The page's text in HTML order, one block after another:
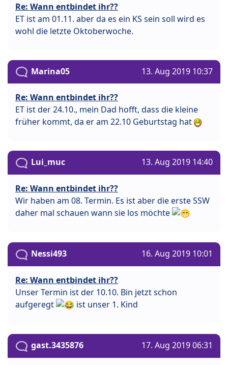
Re: Wann entbindet ihr??
ET ist am 01.11. aber da es ein KS sein soll wird es
wohl die letzte Oktoberwoche.
Marina05 13. Aug 2019 10:37
Re: Wann entbindet ihr??
ET ist der 24.10., mein Dad hofft, dass die kleine
früher kommt, da er am 22.10 Geburtstag hat
Lui_muc 13. Aug 2019 14:40
Re: Wann entbindet ihr??
Wir haben am 08. Termin. Es ist aber die erste SSW
daher mal schauen wann sie los möchte
Nessi493 16. Aug 2019 10:01
Re: Wann entbindet ihr??
Unser Termin ist der 10.10. Bin jetzt schon
aufgeregt
ist unser 1. Kind
gast.3435876 17. Aug 2019 06:31